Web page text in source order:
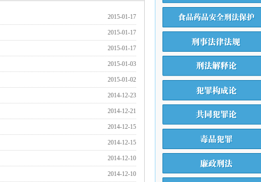
2015-01-17
2015-01-17
2015-01-17
2015-01-03
2015-01-02
2014-12-23
2014-12-21
2014-12-15
2014-12-15
2014-12-10
2014-12-10